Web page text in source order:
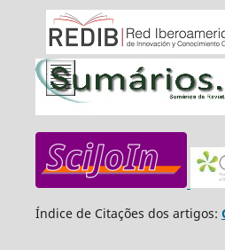
Índice de Citações dos artigos: